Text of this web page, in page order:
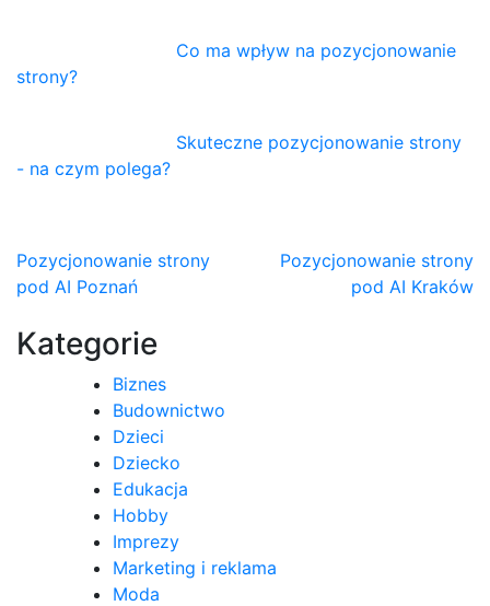
Co ma wpływ na pozycjonowanie
strony?
Skuteczne pozycjonowanie strony
- na czym polega?
Nawigacja
wpisu
Pozycjonowanie strony
pod AI Poznań
Pozycjonowanie strony
pod AI Kraków
Kategorie
Biznes
Budownictwo
Dzieci
Dziecko
Edukacja
Hobby
Imprezy
Marketing i reklama
Moda